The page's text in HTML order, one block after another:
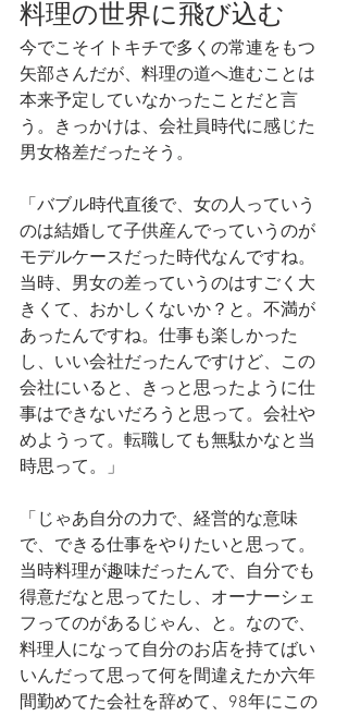
料理の世界に飛び込む
今でこそイトキチで多くの常連をもつ
矢部さんだが、料理の道へ進むことは
本来予定していなかったことだと言
う。きっかけは、会社員時代に感じた
男女格差だったそう。
「バブル時代直後で、女の人っていう
のは結婚して子供産んでっていうのが
モデルケースだった時代なんですね。
当時、男女の差っていうのはすごく大
きくて、おかしくないか？と。不満が
あったんですね。仕事も楽しかった
し、いい会社だったんですけど、この
会社にいると、きっと思ったように仕
事はできないだろうと思って。会社や
めようって。転職しても無駄かなと当
時思って。」
「じゃあ自分の力で、経営的な意味
で、できる仕事をやりたいと思って。
当時料理が趣味だったんで、自分でも
得意だなと思ってたし、オーナーシェ
フってのがあるじゃん、と。なので、
料理人になって自分のお店を持てばい
いんだって思って何を間違えたか六年
間勤めてた会社を辞めて、98年にこの